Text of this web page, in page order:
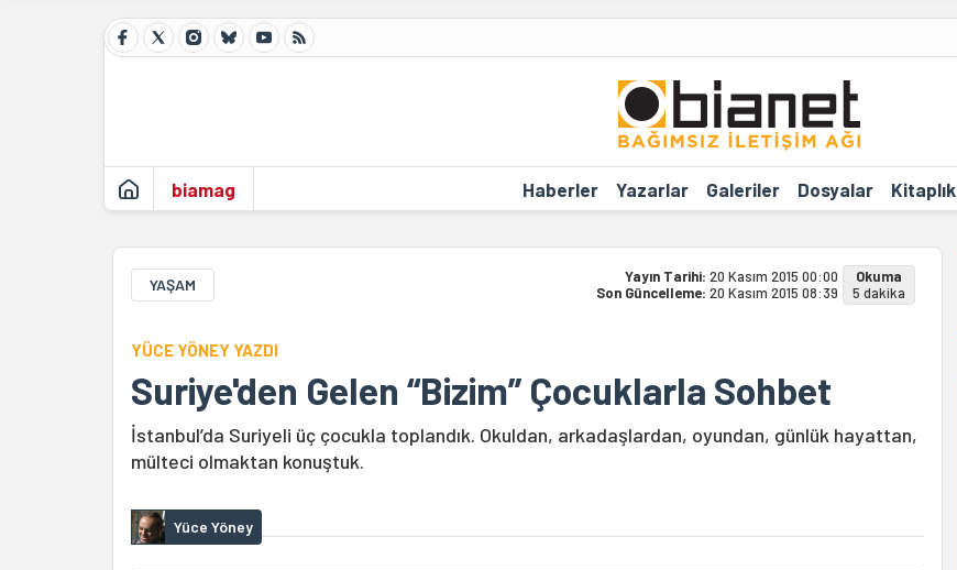
biamag Haberler Yazarlar Galeriler Dosyalar Kitaplık
YAŞAM Yayın Tarihi: 20 Kasım 2015 00:00
Son Güncelleme: 20 Kasım 2015 08:39
Okuma
5 dakika
YÜCE YÖNEY YAZDI
Suriye'den Gelen “Bizim” Çocuklarla Sohbet
İstanbul’da Suriyeli üç çocukla toplandık. Okuldan, arkadaşlardan, oyundan, günlük hayattan,
mülteci olmaktan konuştuk.
Yüce Yöney